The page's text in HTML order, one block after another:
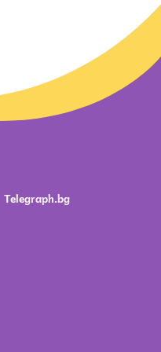
Telegraph.bg